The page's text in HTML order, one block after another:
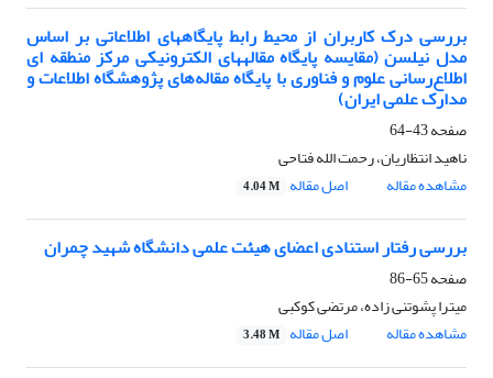
بررسی درک کاربران از محیط رابط پایگاه‎های اطلاعاتی بر اساس
مدل نیلسن (مقایسه پایگاه مقاله‎های الکترونیکی مرکز منطقه ای
اطلاع‌رسانی علوم و فناوری با پایگاه مقاله‌های پژوهشگاه اطلاعات و
مدارک علمی ایران)
صفحه43-64
ناهید انتظاریان، رحمت الله فتاحی
مشاهده مقاله
اصل مقاله 4.04 M
بررسی رفتار استنادی اعضای هیئت علمی دانشگاه شهید چمران
صفحه65-86
میترا پشوتنی زاده، مرتضی کوکبی
مشاهده مقاله
اصل مقاله 3.48 M